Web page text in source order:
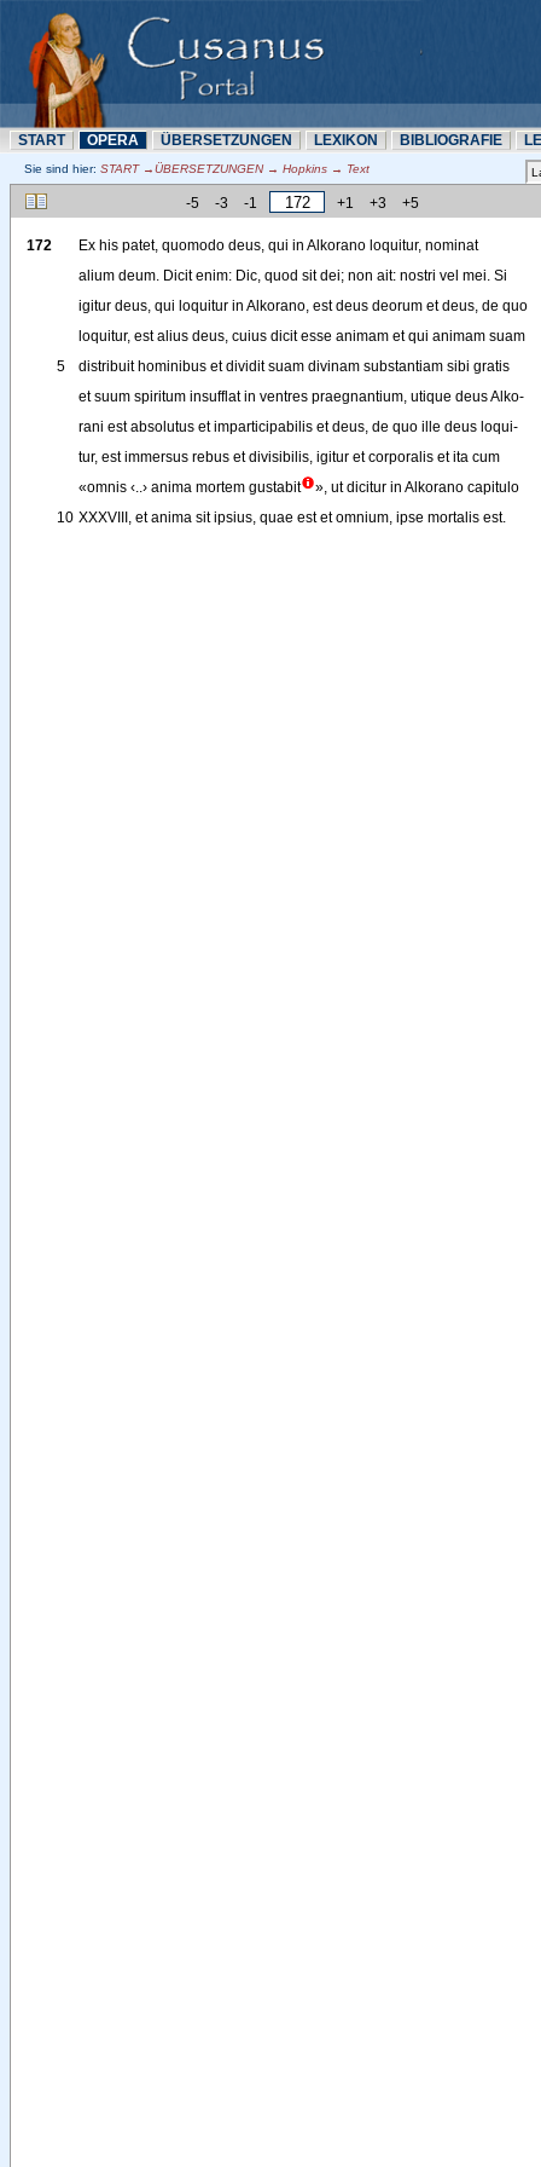
START OPERA ÜBERSETZUNN LEXIKON BIBLIOGRAFIE
Sie sind hier: START →ÜBERSETZUNN → Hopkins → Text
-5 -3 -1 +1 +3 +5
172 Ex his patet, quomodo deus, qui in Alkorano loquitur, nominat
alium deum. Dicit enim: Dic, quod sit dei; non ait: nostri vel mei. Si
igitur deus, qui loquitur in Alkorano, est deus deorum et deus, de quo
loquitur, est alius deus, cuius dicit esse animam et qui animam suam
5
distribuit hominibus et dividit suam divinam substantiam sibi gratis
et suum spiritum insufflat in ventres praegnantium, utique deusAlko-
rani est absolutus et imparticipabilis et deus, de quo ille deus loqui-
tur, est immersus rebus et divisibilis, igitur et corporalis et ita cum
«omnis ‹..› anima mortem gustabit », ut dicitur in Alkorano capitulo
10 XXXVIII , et anima sit ipsius, quae est et omnium, ipse mortalis est.